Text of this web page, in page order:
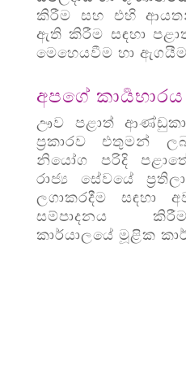
කිරීම සහ එහි
ඇති කිරීම සඳහා
මෙහෙයවීම හා ඇගයීම
අපගේ කාර්‍යභාරය
ඌව පළාත්
ප්‍රකාරව එතුමන්
නියෝග පරිදි
රාජ්‍ය සේවයේ
ලගාකරදීම සඳහා
සම්පාදනය
කාර්යාලයේ මූළික